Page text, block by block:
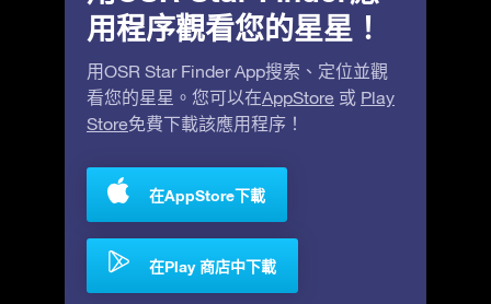
用程序觀看您的星星！
用OSR Star Finder App搜索、定位並觀
看您的星星。您可以在AppStore 或 Play
Store免費下載該應用程序！
在AppStore下載
在Play 商店中下載